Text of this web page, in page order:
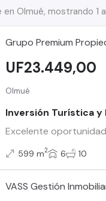
Olmué, mostrando 1
Grupo Premium
Olmué
Inversión Turística y
Excelente
UF23.449,00
599 m2 6 10
VASS Gestión